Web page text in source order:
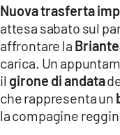
LACTV.IT
LACONAIR.IT
LACITYMAG.IT
ILREGGINO.IT
COSENZACHANNEL.IT
Nuova trasferta
attesa sabato sul
affrontare la
carica. Un
il girone di andata
che rappresenta un
la compagine